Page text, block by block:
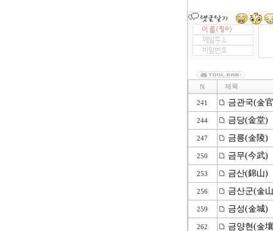
N 제목
241 금관국(金
244 금당(金堂)
247 금릉(金陵)
250 금무(今武)
253 금산(錦山)
256 금산군(金
259 금성(金城)
262 금양현(金